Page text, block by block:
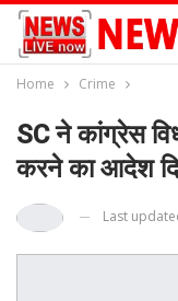
Home Crime
SC ने कांग्रेस
करने का आदेश
Last